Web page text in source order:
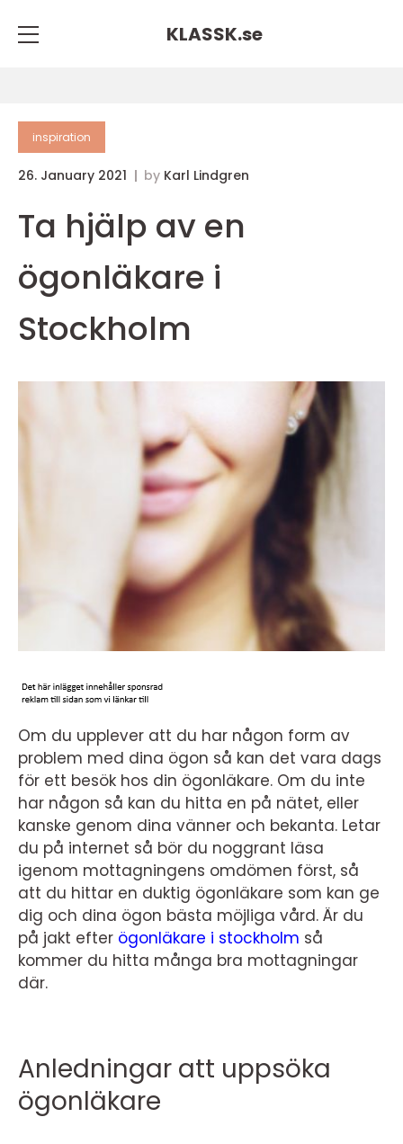
KLASSK.se
inspiration
26. January 2021 by Karl Lindgren
Ta hjälp av en
ögonläkare i
Stockholm
Om du upplever att du har någon form av
problem med dina ögon så kan det vara dags
för ett besök hos din ögonläkare. Om du inte
har någon så kan du hitta en på nätet, eller
kanske genom dina vänner och bekanta. Letar
du på internet så bör du noggrant läsa
igenom mottagningens omdömen först, så
att du hittar en duktig ögonläkare som kan ge
dig och dina ögon bästa möjliga vård. Är du
på jakt efter ögonläkare i stockholm så
kommer du hitta många bra mottagningar
där.
Anledningar att uppsöka
ögonläkare